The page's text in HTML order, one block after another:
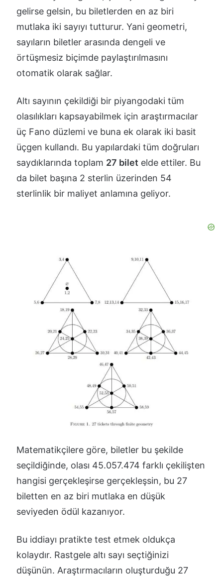
gelirse gelsin, bu biletlerden en az biri
mutlaka iki sayıyı tutturur. Yani geometri,
sayıların biletler arasında dengeli ve
örtüşmesiz biçimde paylaştırılmasını
otomatik olarak sağlar.
Altı sayının çekildiği bir piyangodaki tüm
olasılıkları kapsayabilmek için araştırmacılar
üç Fano düzlemi ve buna ek olarak iki basit
üçgen kullandı. Bu yapılardaki tüm doğruları
saydıklarında toplam 27 bilet elde ettiler. Bu
da bilet başına 2 sterlin üzerinden 54
sterlinlik bir maliyet anlamına geliyor.
Matematikçilere göre, biletler bu şekilde
seçildiğinde, olası 45.057.474 farklı çekilişten
hangisi gerçekleşirse gerçekleşsin, bu 27
biletten en az biri mutlaka en düşük
seviyeden ödül kazanıyor.
Bu iddiayı pratikte test etmek oldukça
kolaydır. Rastgele altı sayı seçtiğinizi
düşünün. Araştırmacıların oluşturduğu 27